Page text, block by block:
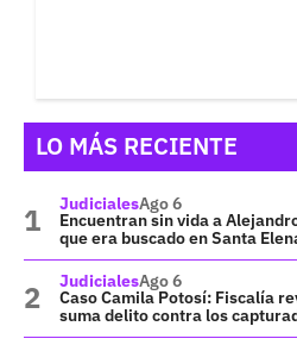
LO MÁS RECIENTE
JudicialesAgo 6
Encuentran sin vida a
que era buscado en Santa
JudicialesAgo 6
Caso Camila Potosí: Fiscalía
suma delito contra los